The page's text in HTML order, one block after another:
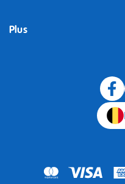
Plus